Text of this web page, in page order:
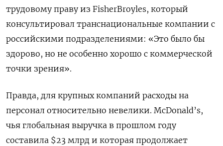
трудовому праву из FisherBroyles, который
консультировал транснациональные компании с
российскими подразделениями: «Это было бы
здорово, но не особенно хорошо с коммерческой
точки зрения».
Правда, для крупных компаний расходы на
персонал относительно невелики. McDonald’s,
чья глобальная выручка в прошлом году
составила $23 млрд и которая продолжает